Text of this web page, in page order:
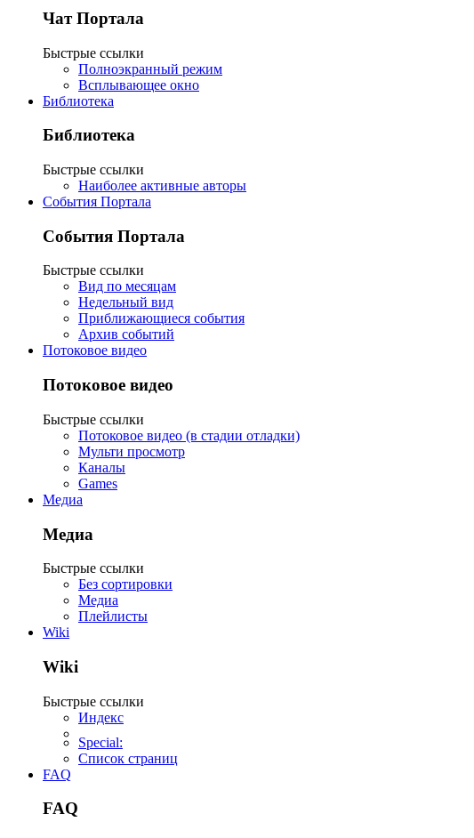
Чат Портала
Быстрые ссылки
Полноэкранный режим
Всплывающее окно
Библиотека
Библиотека
Быстрые ссылки
Наиболее активные авторы
События Портала
События Портала
Быстрые ссылки
Вид по месяцам
Недельный вид
Приближающиеся события
Архив событий
Потоковое видео
Потоковое видео
Быстрые ссылки
Потоковое видео (в стадии отладки)
Мульти просмотр
Каналы
Games
Медиа
Медиа
Быстрые ссылки
Без сортировки
Медиа
Плейлисты
Wiki
Wiki
Быстрые ссылки
Индекс
Special:
Список страниц
FAQ
FAQ